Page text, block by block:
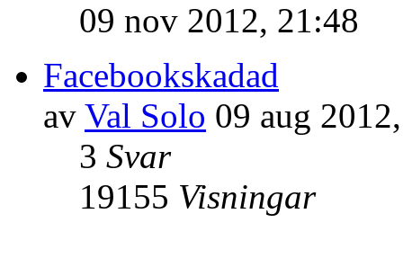
09 nov 2012, 21:48
Facebookskadad
av Val Solo 09 aug
3 Svar
19155 Visningar